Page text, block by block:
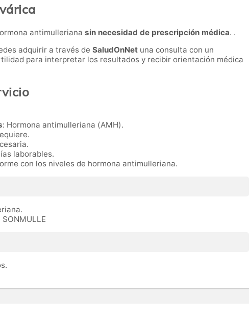
antimulleriana sin necesidad de prescripción médica. .
adquirir a través de SaludOnNet una consulta con un
para interpretar los resultados y recibir orientación médica
: Hormona antimulleriana (AMH).
laborables.
con los niveles de hormona antimulleriana.